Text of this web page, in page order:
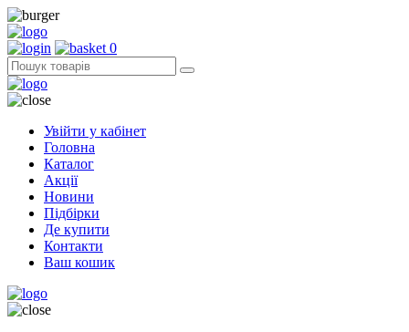
0
Увійти у кабінет
Головна
Каталог
Акції
Новини
Підбірки
Де купити
Контакти
Ваш кошик